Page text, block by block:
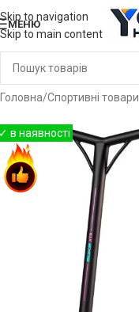
Skip to navigation
Skip to main content
МЕНЮ
Головна/Спортивні товари